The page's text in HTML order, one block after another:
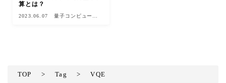
算とは？
2023.06.07
量子コンピュータ
TOP > Tag > VQE